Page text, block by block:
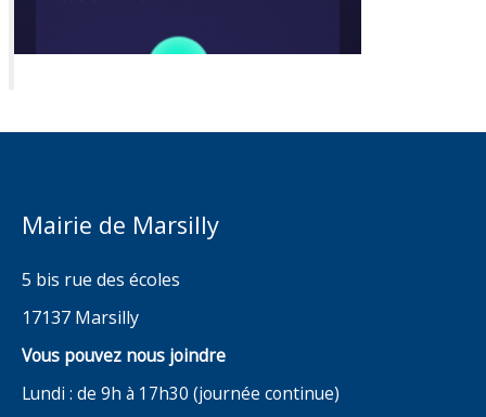
Mairie de Marsilly
5 bis rue des écoles
17137 Marsilly
Vous pouvez nous joindre
Lundi : de 9h à 17h30 (journée continue)